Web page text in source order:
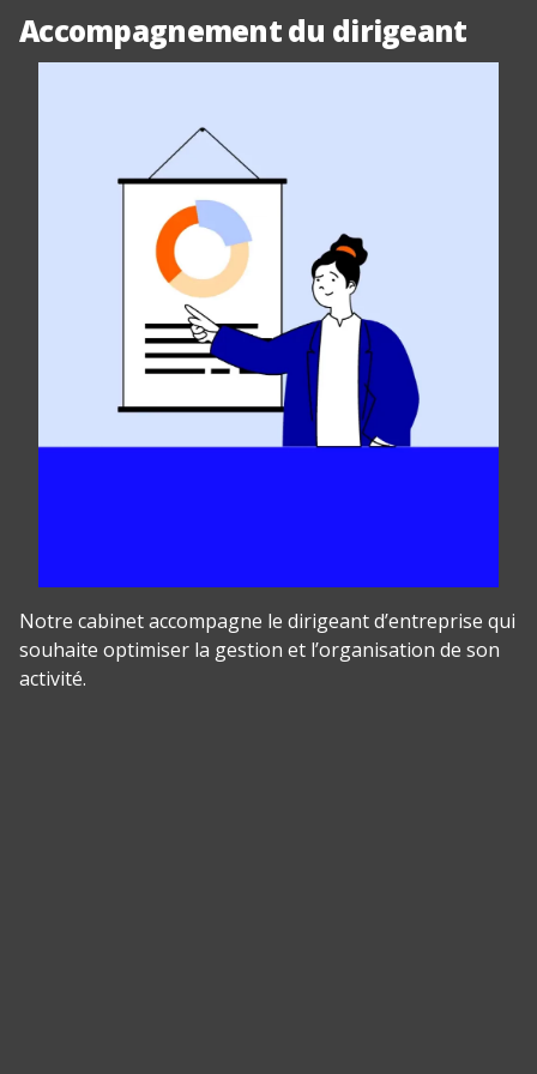
Accompagnement du dirigeant
Notre cabinet accompagne le dirigeant d’entreprise qui
souhaite optimiser la gestion et l’organisation de son
activité.